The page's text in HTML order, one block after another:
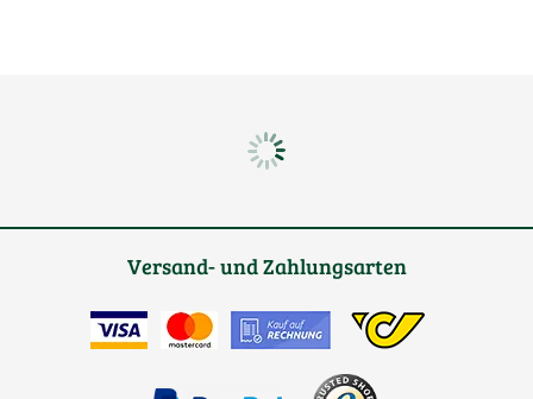
Versand- und Zahlungsarten